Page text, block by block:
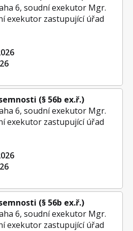
6, soudní exekutor Mgr.
exekutor zastupující úřad
(§ 56b ex.ř.)
6, soudní exekutor Mgr.
exekutor zastupující úřad
(§ 56b ex.ř.)
6, soudní exekutor Mgr.
exekutor zastupující úřad